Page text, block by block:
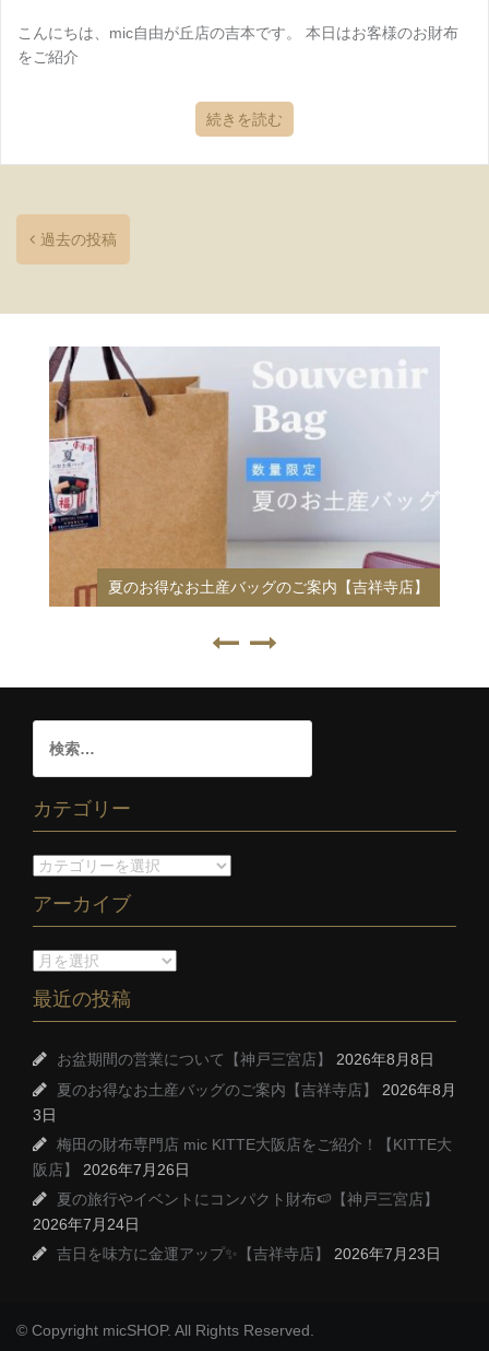
こんにちは、mic自由が丘店の吉本です。 本日はお客様のお財布
をご紹介
続きを読む
過去の投稿
梅田の財布専門店 mic KITTE大阪店をご紹介！
【KITTE大阪店】
カテゴリー
アーカイブ
最近の投稿
お盆期間の営業について【神戸三宮店】
2026年8月8日
夏のお得なお土産バッグのご案内【吉祥寺店】
2026年8月
3日
梅田の財布専門店 mic KITTE大阪店をご紹介！【KITTE大
阪店】
2026年7月26日
夏の旅行やイベントにコンパクト財布🍉【神戸三宮店】
2026年7月24日
吉日を味方に金運アップ✨【吉祥寺店】
2026年7月23日
© Copyright micSHOP. All Rights Reserved.